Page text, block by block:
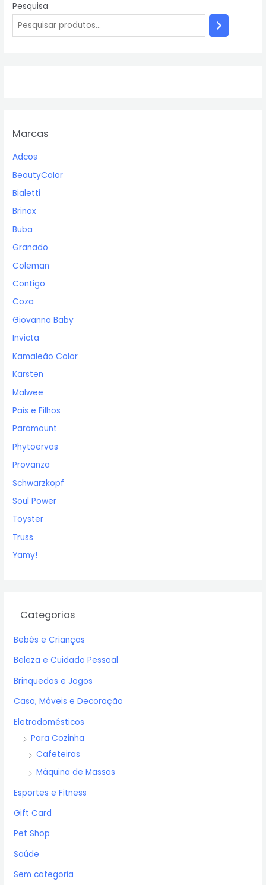
Pesquisa
Marcas
Adcos
BeautyColor
Bialetti
Brinox
Buba
Granado
Coleman
Contigo
Coza
Giovanna Baby
Invicta
Kamaleão Color
Karsten
Malwee
Pais e Filhos
Paramount
Phytoervas
Provanza
Schwarzkopf
Soul Power
Toyster
Truss
Yamy!
Categorias
Bebês e Crianças
Beleza e Cuidado Pessoal
Brinquedos e Jogos
Casa, Móveis e Decoração
Eletrodomésticos
Para Cozinha
Cafeteiras
Máquina de Massas
Esportes e Fitness
Gift Card
Pet Shop
Saúde
Sem categoria